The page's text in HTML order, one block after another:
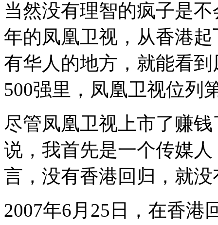
当然没有理智的疯子是
年的凤凰卫视，从香港
有华人的地方，就能看
500强里，凤凰卫视位列
尽管凤凰卫视上市了赚
说，我首先是一个传媒
言，没有香港回归，就
2007年6月25日，在香港